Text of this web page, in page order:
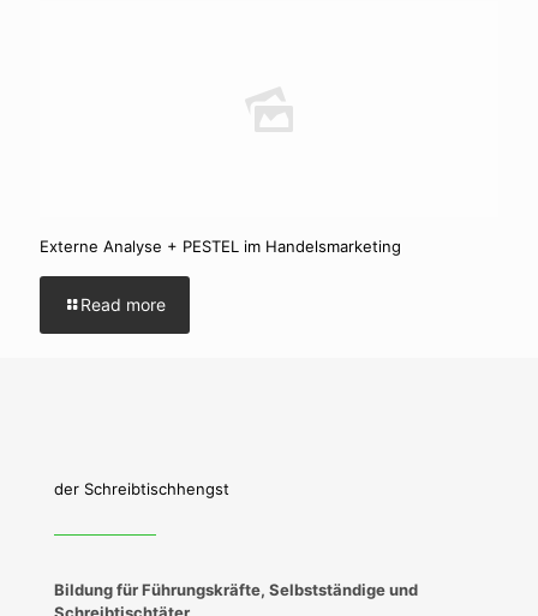
Externe Analyse + PESTEL im Handelsmarketing
Read more
der Schreibtischhengst
Bildung für Führungskräfte, Selbstständige und